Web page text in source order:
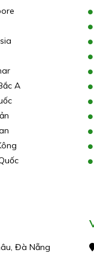
A
Đà Nẵng